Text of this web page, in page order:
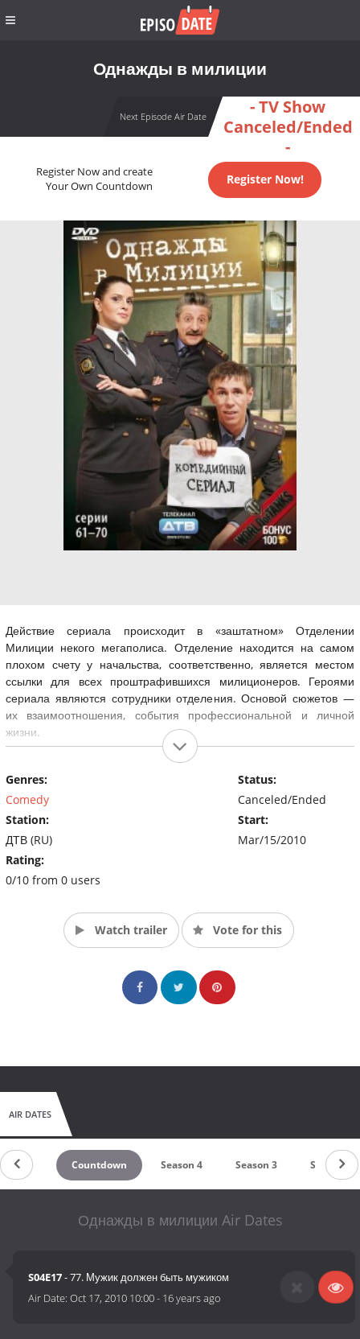
Однажды в милиции
Next Episode Air Date
- TV Show
Canceled/Ended
-
Register Now and create
Your Own Countdown
Register Now!
Действие сериала происходит в «заштатном» Отделении
Милиции некого мегаполиса. Отделение находится на самом
плохом счету у начальства, соответственно, является местом
ссылки для всех проштрафившихся милиционеров. Героями
сериала являются сотрудники отделения. Основой сюжетов —
их взаимоотношения, события профессиональной и личной
жизни.
Genres:
Comedy
Station:
ДТВ (RU)
Rating:
0/10 from 0 users
Status:
Canceled/Ended
Start:
Mar/15/2010
Watch trailer Vote for this
AIR DATES
Countdown Season 4 Season 3 Season 2
Однажды в милиции Air Dates
S04E17- 77. Мужик должен быть мужиком
Air Date:Oct 17, 2010 10:00- 16 years ago